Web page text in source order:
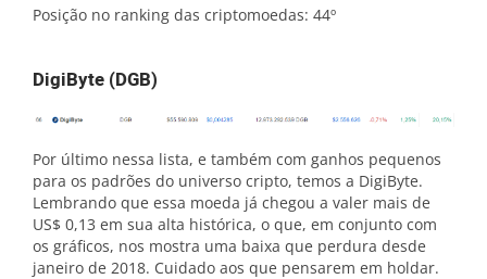
Posição no ranking das criptomoedas: 44º
DigiByte (DGB)
Por último nessa lista, e também com ganhos pequenos
para os padrões do universo cripto, temos a DigiByte.
Lembrando que essa moeda já chegou a valer mais de
US$ 0,13 em sua alta histórica, o que, em conjunto com
os gráficos, nos mostra uma baixa que perdura desde
janeiro de 2018. Cuidado aos que pensarem em holdar.